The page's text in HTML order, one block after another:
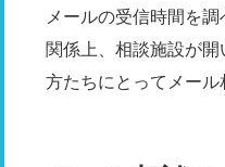
メールの受信時間を
関係上、相談施設が
方たちにとってメー